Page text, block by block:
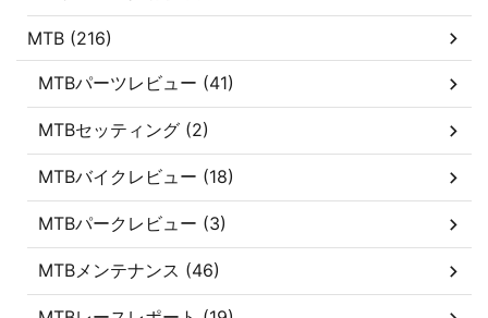
MTB (216)
MTBパーツレビュー (41)
MTBセッティング (2)
MTBバイクレビュー (18)
MTBパークレビュー (3)
MTBメンテナンス (46)